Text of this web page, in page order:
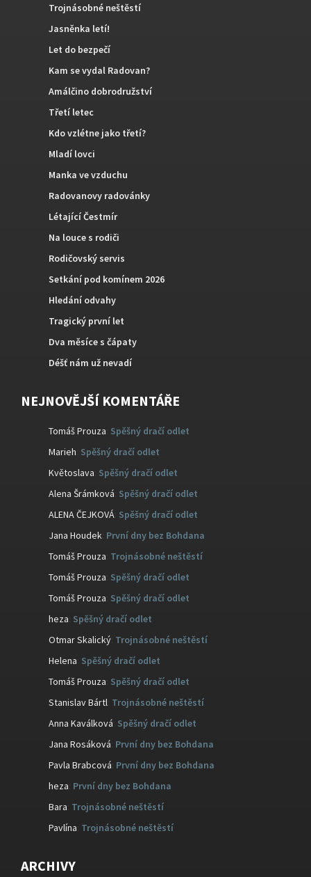
Trojnásobné neštěstí
Jasněnka letí!
Let do bezpečí
Kam se vydal Radovan?
Amálčino dobrodružství
Třetí letec
Kdo vzlétne jako třetí?
Mladí lovci
Manka ve vzduchu
Radovanovy radovánky
Létající Čestmír
Na louce s rodiči
Rodičovský servis
Setkání pod komínem 2026
Hledání odvahy
Tragický první let
Dva měsíce s čápaty
Déšť nám už nevadí
NEJNOVĚJŠÍ KOMENTÁŘE
Tomáš Prouza Spěšný dračí odlet
Marieh Spěšný dračí odlet
Květoslava Spěšný dračí odlet
Alena Šrámková Spěšný dračí odlet
ALENA ČEJKOVÁ Spěšný dračí odlet
Jana Houdek První dny bez Bohdana
Tomáš Prouza Trojnásobné neštěstí
Tomáš Prouza Spěšný dračí odlet
Tomáš Prouza Spěšný dračí odlet
heza Spěšný dračí odlet
Otmar Skalický Trojnásobné neštěstí
Helena Spěšný dračí odlet
Tomáš Prouza Spěšný dračí odlet
Stanislav Bártl Trojnásobné neštěstí
Anna Kaválková Spěšný dračí odlet
Jana Rosáková První dny bez Bohdana
Pavla Brabcová První dny bez Bohdana
heza První dny bez Bohdana
Bara: Trojnásobné neštěstí
Pavlína: Trojnásobné neštěstí
ARCHIVY